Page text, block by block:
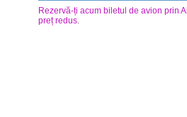
Rezervă-ți acum biletul de avion prin
preț redus.